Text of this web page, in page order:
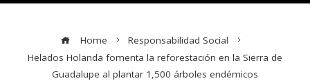
Home
Responsabilidad Social
Helados Holanda fomenta la reforestación en la Sierra de
Guadalupe al plantar 1,500 árboles endémicos